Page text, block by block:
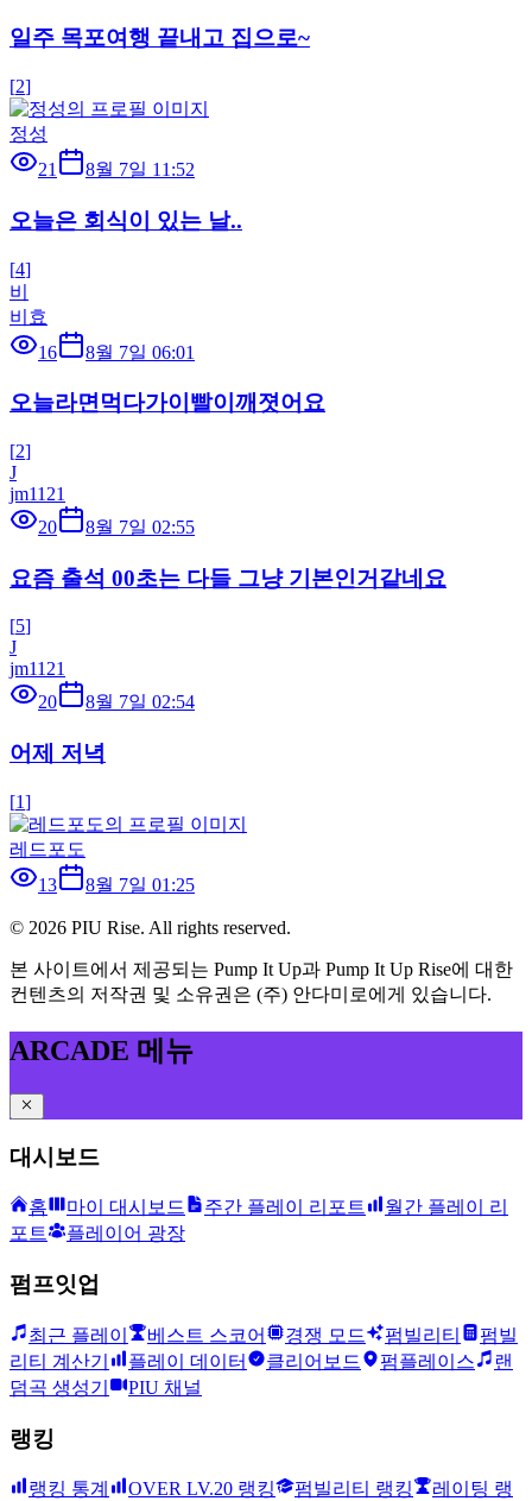
일주 목포여행 끝내고 집으로~
[2]
정성
21
8월 7일 11:52
오늘은 회식이 있는 날..
[4]
비
비효
16
8월 7일 06:01
오늘라면먹다가이빨이깨졋어요
[2]
J
jm1121
20
8월 7일 02:55
요즘 출석 00초는 다들 그냥 기본인거같네요
[5]
J
jm1121
20
8월 7일 02:54
어제 저녁
[1]
레드포도
13
8월 7일 01:25
© 2026 PIU Rise. All rights reserved.
본 사이트에서 제공되는 Pump It Up과 Pump It Up Rise에 대한
컨텐츠의 저작권 및 소유권은 (주) 안다미로에게 있습니다.
ARCADE 메뉴
대시보드
홈 마이 대시보드 주간 플레이 리포트
월간 플레이 리
포트
플레이어 광장
펌프잇업
최근 플레이 베스트 스코어 경쟁 모드 펌빌리티
펌빌
리티 계산기
플레이 데이터 클리어보드 펌플레이스
랜
덤곡 생성기
PIU 채널
랭킹
랭킹 통계 OVER LV.20 랭킹 펌빌리티 랭킹 레이팅 랭